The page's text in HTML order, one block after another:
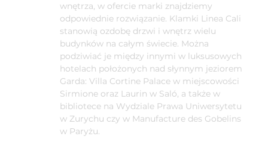
wnętrza, w ofercie marki znajdziemy
odpowiednie rozwiązanie. Klamki Linea Cali
stanowią ozdobę drzwi i wnętrz wielu
budynków na całym świecie. Można
podziwiać je między innymi w luksusowych
hotelach położonych nad słynnym jeziorem
Garda: Villa Cortine Palace w miejscowości
Sirmione oraz Laurin w Saló, a także w
bibliotece na Wydziale Prawa Uniwersytetu
w Zurychu czy w Manufacture des Gobelins
w Paryżu.